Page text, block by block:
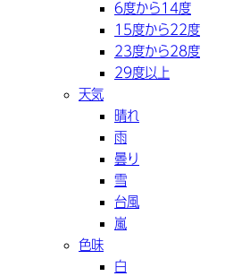
6度から14度
15度から22度
23度から28度
29度以上
天気
晴れ
雨
曇り
雪
台風
嵐
色味
白